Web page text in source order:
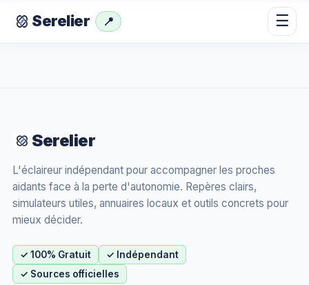
Serelier 📍 ☰
Serelier
L'éclaireur indépendant pour accompagner les proches
aidants face à la perte d'autonomie. Repères clairs,
simulateurs utiles, annuaires locaux et outils concrets pour
mieux décider.
✓ 100% Gratuit
✓ Indépendant
✓ Sources officielles